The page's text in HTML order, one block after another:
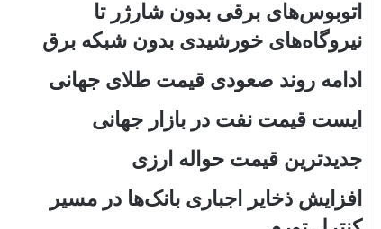
اتوبوس‌های برقی بدون شارژر تا
نیروگاه‌های خورشیدی بدون شبکه برق
ادامه روند صعودی قیمت طلای جهانی
ایست قیمت نفت در بازار جهانی
جدیدترین قیمت حواله ارزی
افزایش ذخایر اجباری بانک‌ها در مسیر